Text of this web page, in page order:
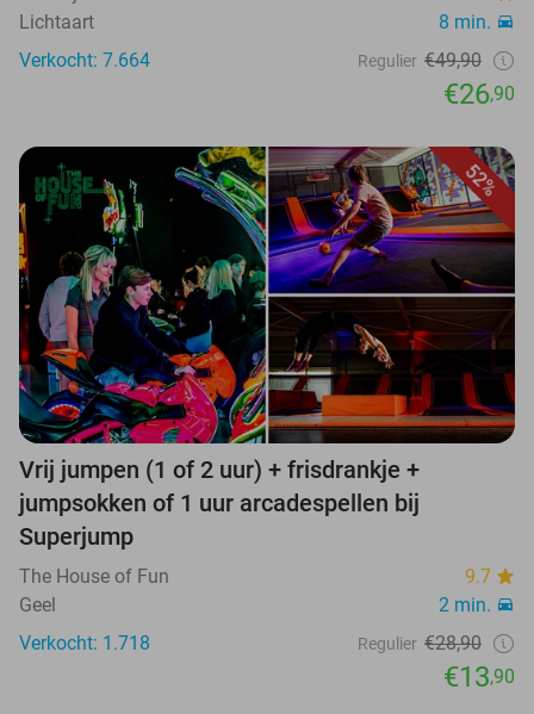
Lichtaart
8 min.
Verkocht: 7.664
Regulier €49,90
€26,90
52%
Vrij jumpen (1 of 2 uur) + frisdrankje +
jumpsokken of 1 uur arcadespellen bij
Superjump
The House of Fun
9.7
Geel
2 min.
Verkocht: 1.718
Regulier €28,90
€13,90